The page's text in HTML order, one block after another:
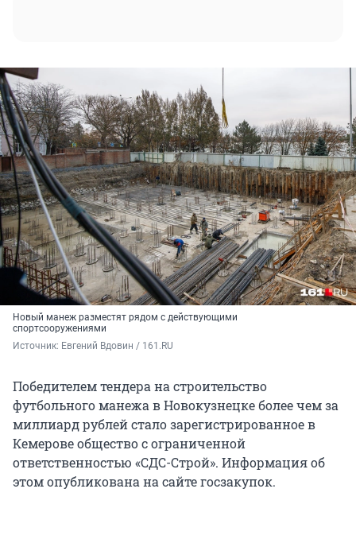
Новый манеж разместят рядом с действующими
спортсооружениями
Источник: Евгений Вдовин / 161.RU
Победителем тендера на строительство
футбольного манежа в Новокузнецке более чем за
миллиард рублей стало зарегистрированное в
Кемерове общество с ограниченной
ответственностью «СДС-Строй». Информация об
этом опубликована на сайте госзакупок.